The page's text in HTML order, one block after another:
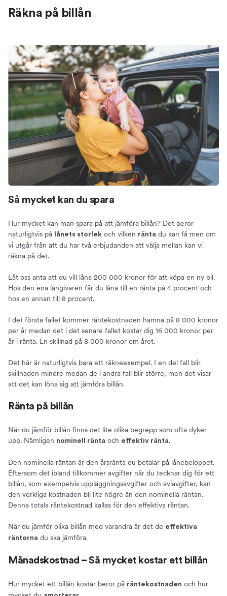
Räkna på billån
Så mycket kan du spara
Hur mycket kan man spara på att jämföra billån? Det beror
naturligtvis på
lånets storlek och vilken ränta du kan få men om
vi utgår från att du har två erbjudanden att välja mellan kan vi
räkna på det.
Låt oss anta att du vill låna 200 000 kronor för att köpa en ny bil.
Hos den ena långivaren får du låna till en ränta på 4 procent och
hos en annan till 8 procent.
I det första fallet kommer räntekostnaden hamna på 8 000 kronor
per år medan det i det senare fallet kostar dig 16 000 kronor per
år i ränta. En skillnad på 8 000 kronor om året.
Det här är naturligtvis bara ett räkneexempel. I en del fall blir
skillnaden mindre medan de i andra fall blir större, men det visar
att det kan löna sig att jämföra billån.
Ränta på billån
När du jämför billån finns det lite olika begrepp som ofta dyker
upp. Nämligen nominell ränta och effektiv ränta.
Den nominella räntan är den årsränta du betalar på lånebeloppet.
Eftersom det ibland tillkommer avgifter när du tecknar dig för ett
billån, som exempelvis uppläggningsavgifter och aviavgifter, kan
den verkliga kostnaden bli lite högre än den nominella räntan.
Denna totala räntekostnad kallas för den effektiva räntan.
När du jämför olika billån med varandra är det de effektiva
räntorna du ska jämföra.
Månadskostnad – Så mycket kostar ett billån
Hur mycket ett billån kostar beror på räntekostnaden och hur